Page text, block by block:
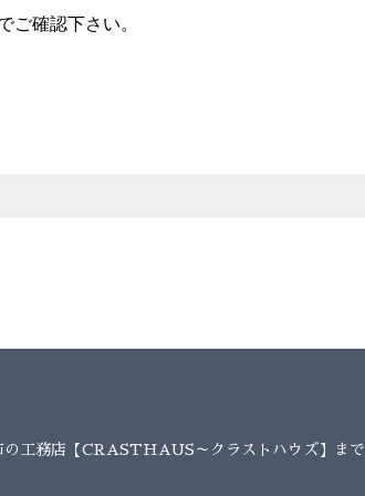
ご確認下さい。
工務店【CRASTHAUS～クラストハウズ】まで